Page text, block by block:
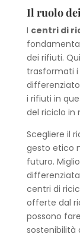
Il ruolo
I centri di
dei rifiuti.
trasformati
i rifiuti in
del riciclo in
Scegliere il
gesto etico
futuro.
centri di
offerte dal
possono
sostenibilità